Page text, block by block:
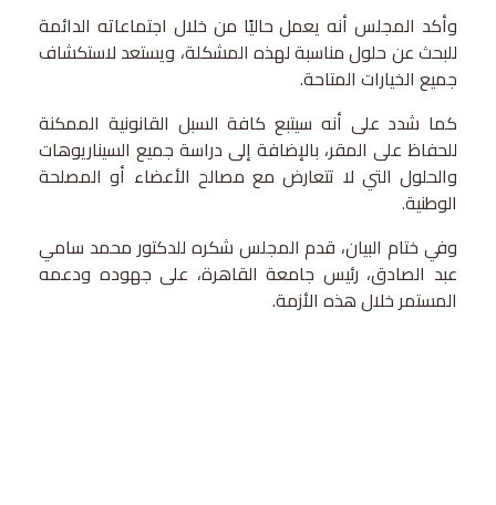
وأكد المجلس أنه يعمل حاليًا من خلال اجتماعاته الدائمة
للبحث عن حلول مناسبة لهذه المشكلة، ويستعد لاستكشاف
جميع الخيارات المتاحة.
كما شدد على أنه سيتبع كافة السبل القانونية الممكنة
للحفاظ على المقر، بالإضافة إلى دراسة جميع السيناريوهات
والحلول التي لا تتعارض مع مصالح الأعضاء أو المصلحة
الوطنية.
وفي ختام البيان، قدم المجلس شكره للدكتور محمد سامي
عبد الصادق، رئيس جامعة القاهرة، على جهوده ودعمه
المستمر خلال هذه الأزمة.